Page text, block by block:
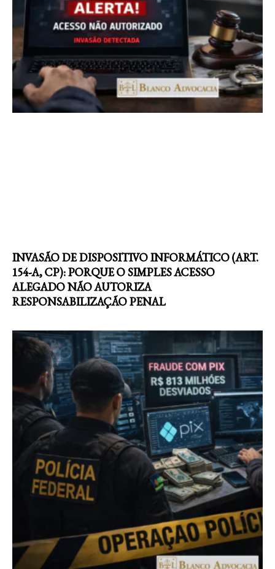
INVASÃO DE DISPOSITIVO INFORMÁTICO (ART.
154-A, CP): PORQUE O SIMPLES ACESSO
ALEGADO NÃO AUTORIZA
RESPONSABILIZAÇÃO PENAL